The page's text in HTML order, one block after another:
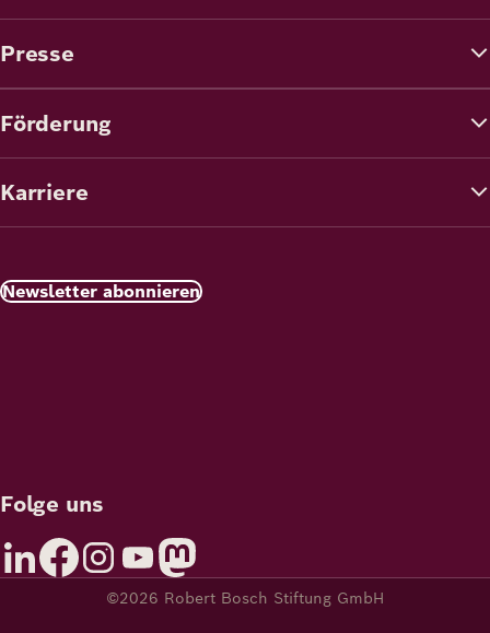
Presse
Förderung
Karriere
Newsletter abonnieren
Folge uns
©2026 Robert Bosch Stiftung GmbH